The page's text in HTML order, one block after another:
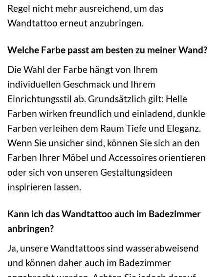
Regel nicht mehr ausreichend, um das
Wandtattoo erneut anzubringen.
Welche Farbe passt am besten zu meiner Wand?
Die Wahl der Farbe hängt von Ihrem
individuellen Geschmack und Ihrem
Einrichtungsstil ab. Grundsätzlich gilt: Helle
Farben wirken freundlich und einladend, dunkle
Farben verleihen dem Raum Tiefe und Eleganz.
Wenn Sie unsicher sind, können Sie sich an den
Farben Ihrer Möbel und Accessoires orientieren
oder sich von unseren Gestaltungsideen
inspirieren lassen.
Kann ich das Wandtattoo auch im Badezimmer
anbringen?
Ja, unsere Wandtattoos sind wasserabweisend
und können daher auch im Badezimmer